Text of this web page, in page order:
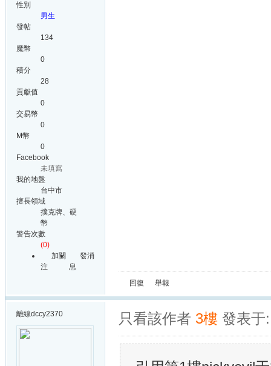
性別
男生
發帖
134
魔幣
0
積分
28
貢獻值
0
交易幣
0
M幣
0
Facebook
未填寫
我的地盤
台中市
擅長領域
撲克牌、硬
幣
警告次數
(0)
加關
注
發消
息
回復 舉報
離線dccy2370 只看該作者 3樓 發表于